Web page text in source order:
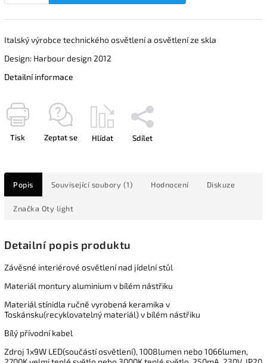
Italský výrobce technického osvětlení a osvětlení ze skla
Design: Harbour design 2012
Detailní informace
Tisk Zeptat se Hlídat Sdílet
Popis Související soubory (1) Hodnocení Diskuze
Značka Oty light
Detailní popis produktu
Závěsné interiérové osvětlení nad jídelní stůl
Materiál montury aluminium v bílém nástřiku
Materiál stínidla ručně vyrobená keramika v
Toskánsku(recyklovatelný materiál) v bílém nástřiku
Bílý přívodní kabel
Zdroj 1x9W LED(součástí osvětlení), 1008lumen nebo 1066lumen,